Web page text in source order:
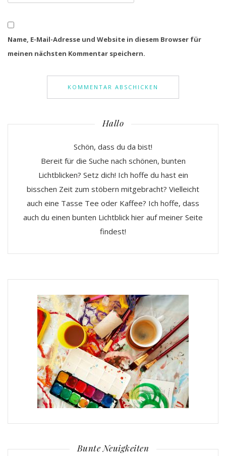
Name, E-Mail-Adresse und Website in diesem Browser für
meinen nächsten Kommentar speichern.
Hallo
Schön, dass du da bist!
Bereit für die Suche nach schönen, bunten
Lichtblicken? Setz dich! Ich hoffe du hast ein
bisschen Zeit zum stöbern mitgebracht? Vielleicht
auch eine Tasse Tee oder Kaffee? Ich hoffe, dass
auch du einen bunten Lichtblick hier auf meiner Seite
findest!
Bunte Neuigkeiten